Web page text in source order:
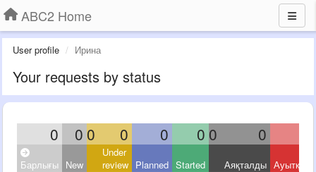
ABC2 Home
User profile Ирина
Your requests by status
0 0 0 0 0 0 0 0
Барлығы New
Under
review Planned Started Аяқталды